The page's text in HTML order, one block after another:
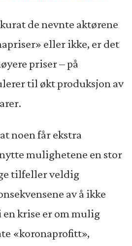
de nevnte aktørene
eller ikke, er det
priser – på
til økt produksjon av
noen får ekstra
mulighetene en stor
tilfeller veldig
av å ikke
krise er om mulig
«koronaprofitt»,